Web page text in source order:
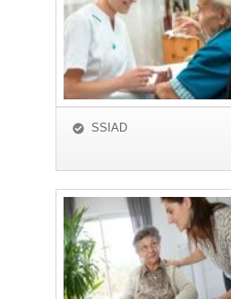
SSIAD